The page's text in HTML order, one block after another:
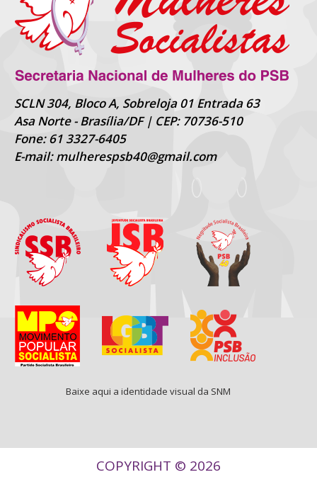
SCLN 304, Bloco A, Sobreloja 01 Entrada 63
Asa Norte - Brasília/DF | CEP: 70736-510
Fone: 61 3327-6405
E-mail: mulherespsb40@gmail.com
Baixe aqui a identidade visual da SNM
COPYRIGHT © 2026